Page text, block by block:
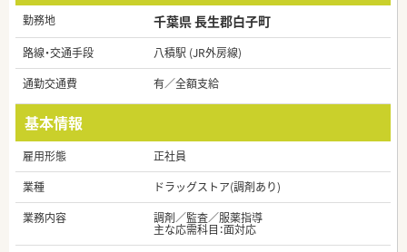
勤務地 千葉県 長生郡白子町
路線・交通手段
八積駅 (JR外房線)
通勤交通費
有／全額支給
基本情報
雇用形態
正社員
業種
ドラッグストア(調剤あり)
業務内容
調剤／監査／服薬指導
主な応需科目：面対応